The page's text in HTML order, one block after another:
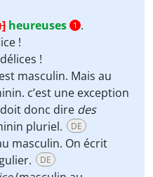
heureuses 1 .
!
délices !
masculin. Mais au
c’est une exception
donc dire des
pluriel. DE
masculin. On écrit
DE